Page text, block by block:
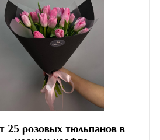
25 розовых тюльпанов в